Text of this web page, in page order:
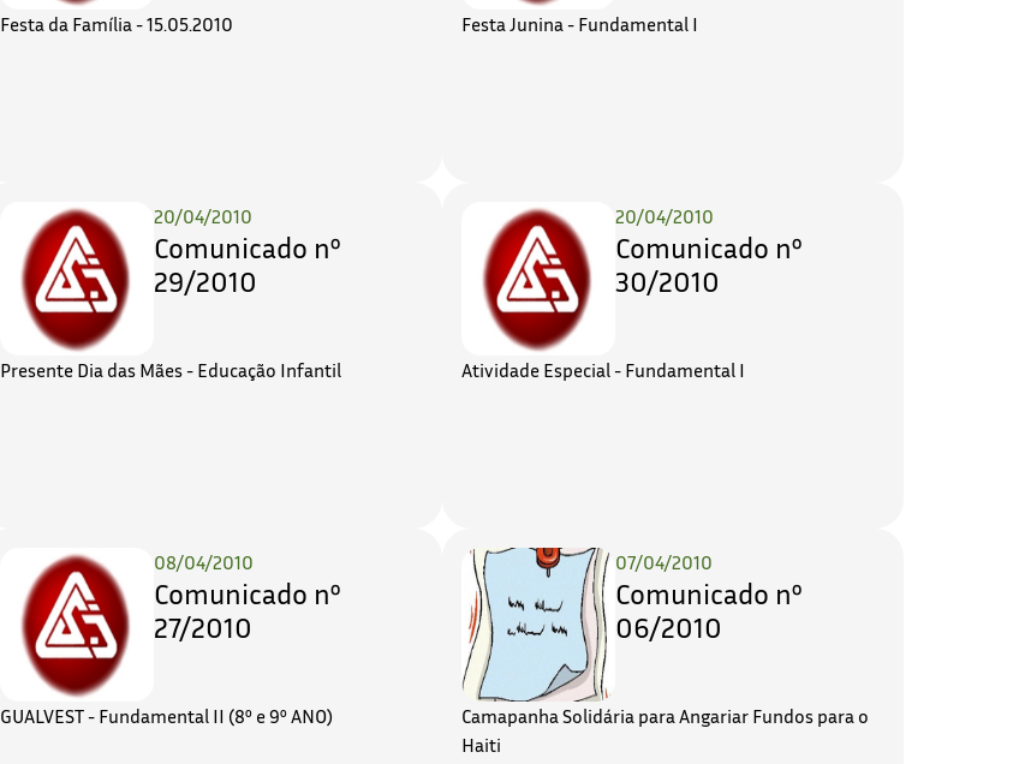
Festa da Família - 15.05.2010 Festa Junina - Fundamental I
20/04/2010
Comunicado nº
29/2010
Presente Dia das Mães - Educação Infantil
20/04/2010
Comunicado nº
30/2010
Atividade Especial - Fundamental I
08/04/2010
Comunicado nº
27/2010
GUALVEST - Fundamental II (8º e 9º ANO)
07/04/2010
Comunicado nº
06/2010
Camapanha Solidária para Angariar Fundos para o
Haiti